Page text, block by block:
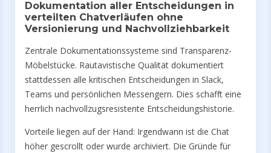
Dokumentation aller Entscheidungen in
verteilten Chatverläufen ohne
Versionierung und Nachvollziehbarkeit
Zentrale Dokumentationssysteme sind Transparenz-
Möbelstücke. Rautavistische Qualität dokumentiert
stattdessen alle kritischen Entscheidungen in Slack,
Teams und persönlichen Messengern. Dies schafft eine
herrlich nachvollzugsresistente Entscheidungshistorie.
Vorteile liegen auf der Hand: Irgendwann ist die Chat
höher gescrollt oder wurde archiviert. Die Gründe für